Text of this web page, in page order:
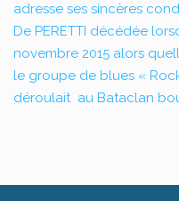
adresse ses sincères
De PERETTI décédée
novembre 2015 alors
le groupe de blues «
déroulait au Bataclan